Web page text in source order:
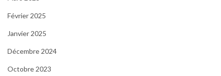
Février 2025
Janvier 2025
Décembre 2024
Octobre 2023